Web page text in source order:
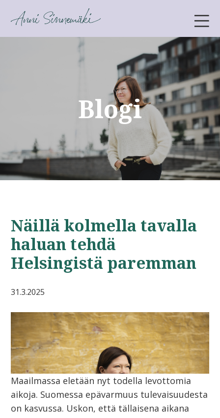
ANNI SINNEMÄKI
Blogi
Näillä kolmella tavalla
haluan tehdä
Helsingistä paremman
31.3.2025
Maailmassa eletään nyt todella levottomia
aikoja. Suomessa epävarmuus tulevaisuudesta
on kasvussa. Uskon, että tällaisena aikana